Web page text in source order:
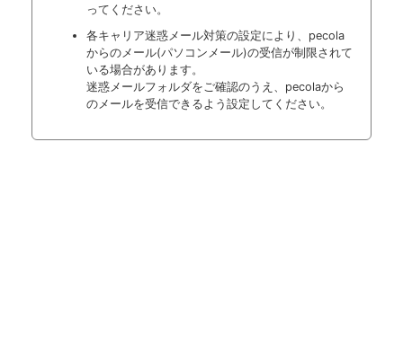
ってください。
各キャリア迷惑メール対策の設定により、pecola
からのメール(パソコンメール)の受信が制限されて
いる場合があります。
迷惑メールフォルダをご確認のうえ、pecolaから
のメールを受信できるよう設定してください。